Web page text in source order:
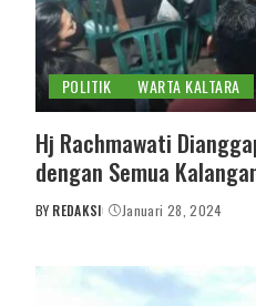
POLITIK WARTA KALTARA
Hj Rachmawati
dengan Semua
POSTED
BY REDAKSI Januari 28, 2024